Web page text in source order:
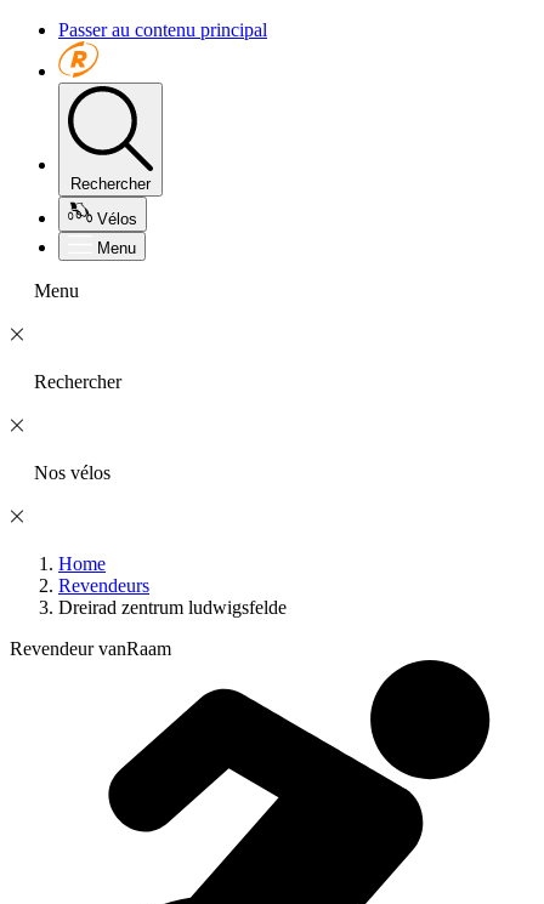
Passer au contenu principal
Rechercher
Vélos
Menu
Menu
Rechercher
Nos vélos
Home
Revendeurs
Dreirad zentrum ludwigsfelde
Revendeur vanRaam